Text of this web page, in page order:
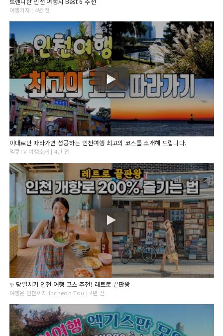
여행기자 | 4년 전
이대로만 따라가면 성공하는 인천여행 최고의 코스를 소개해 드립니다.
엠큐TV 여행소개 | 4년 전
✨ 당일치기 인천 여행 코스 추천! 레트로 끝판왕
여행은 인천이지 Incheon Tou | 4년 전